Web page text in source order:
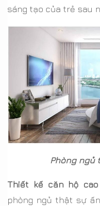
sáng tạo của trẻ sau
Phòng ngủ
Thiết kế căn hộ cao
phòng ngủ thật sự